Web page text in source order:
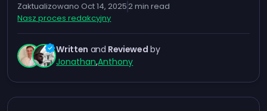
Zaktualizowano Oct 14, 20252min read
Nasz proces redakcyjny
Written and Reviewed by
Jonathan,Anthony